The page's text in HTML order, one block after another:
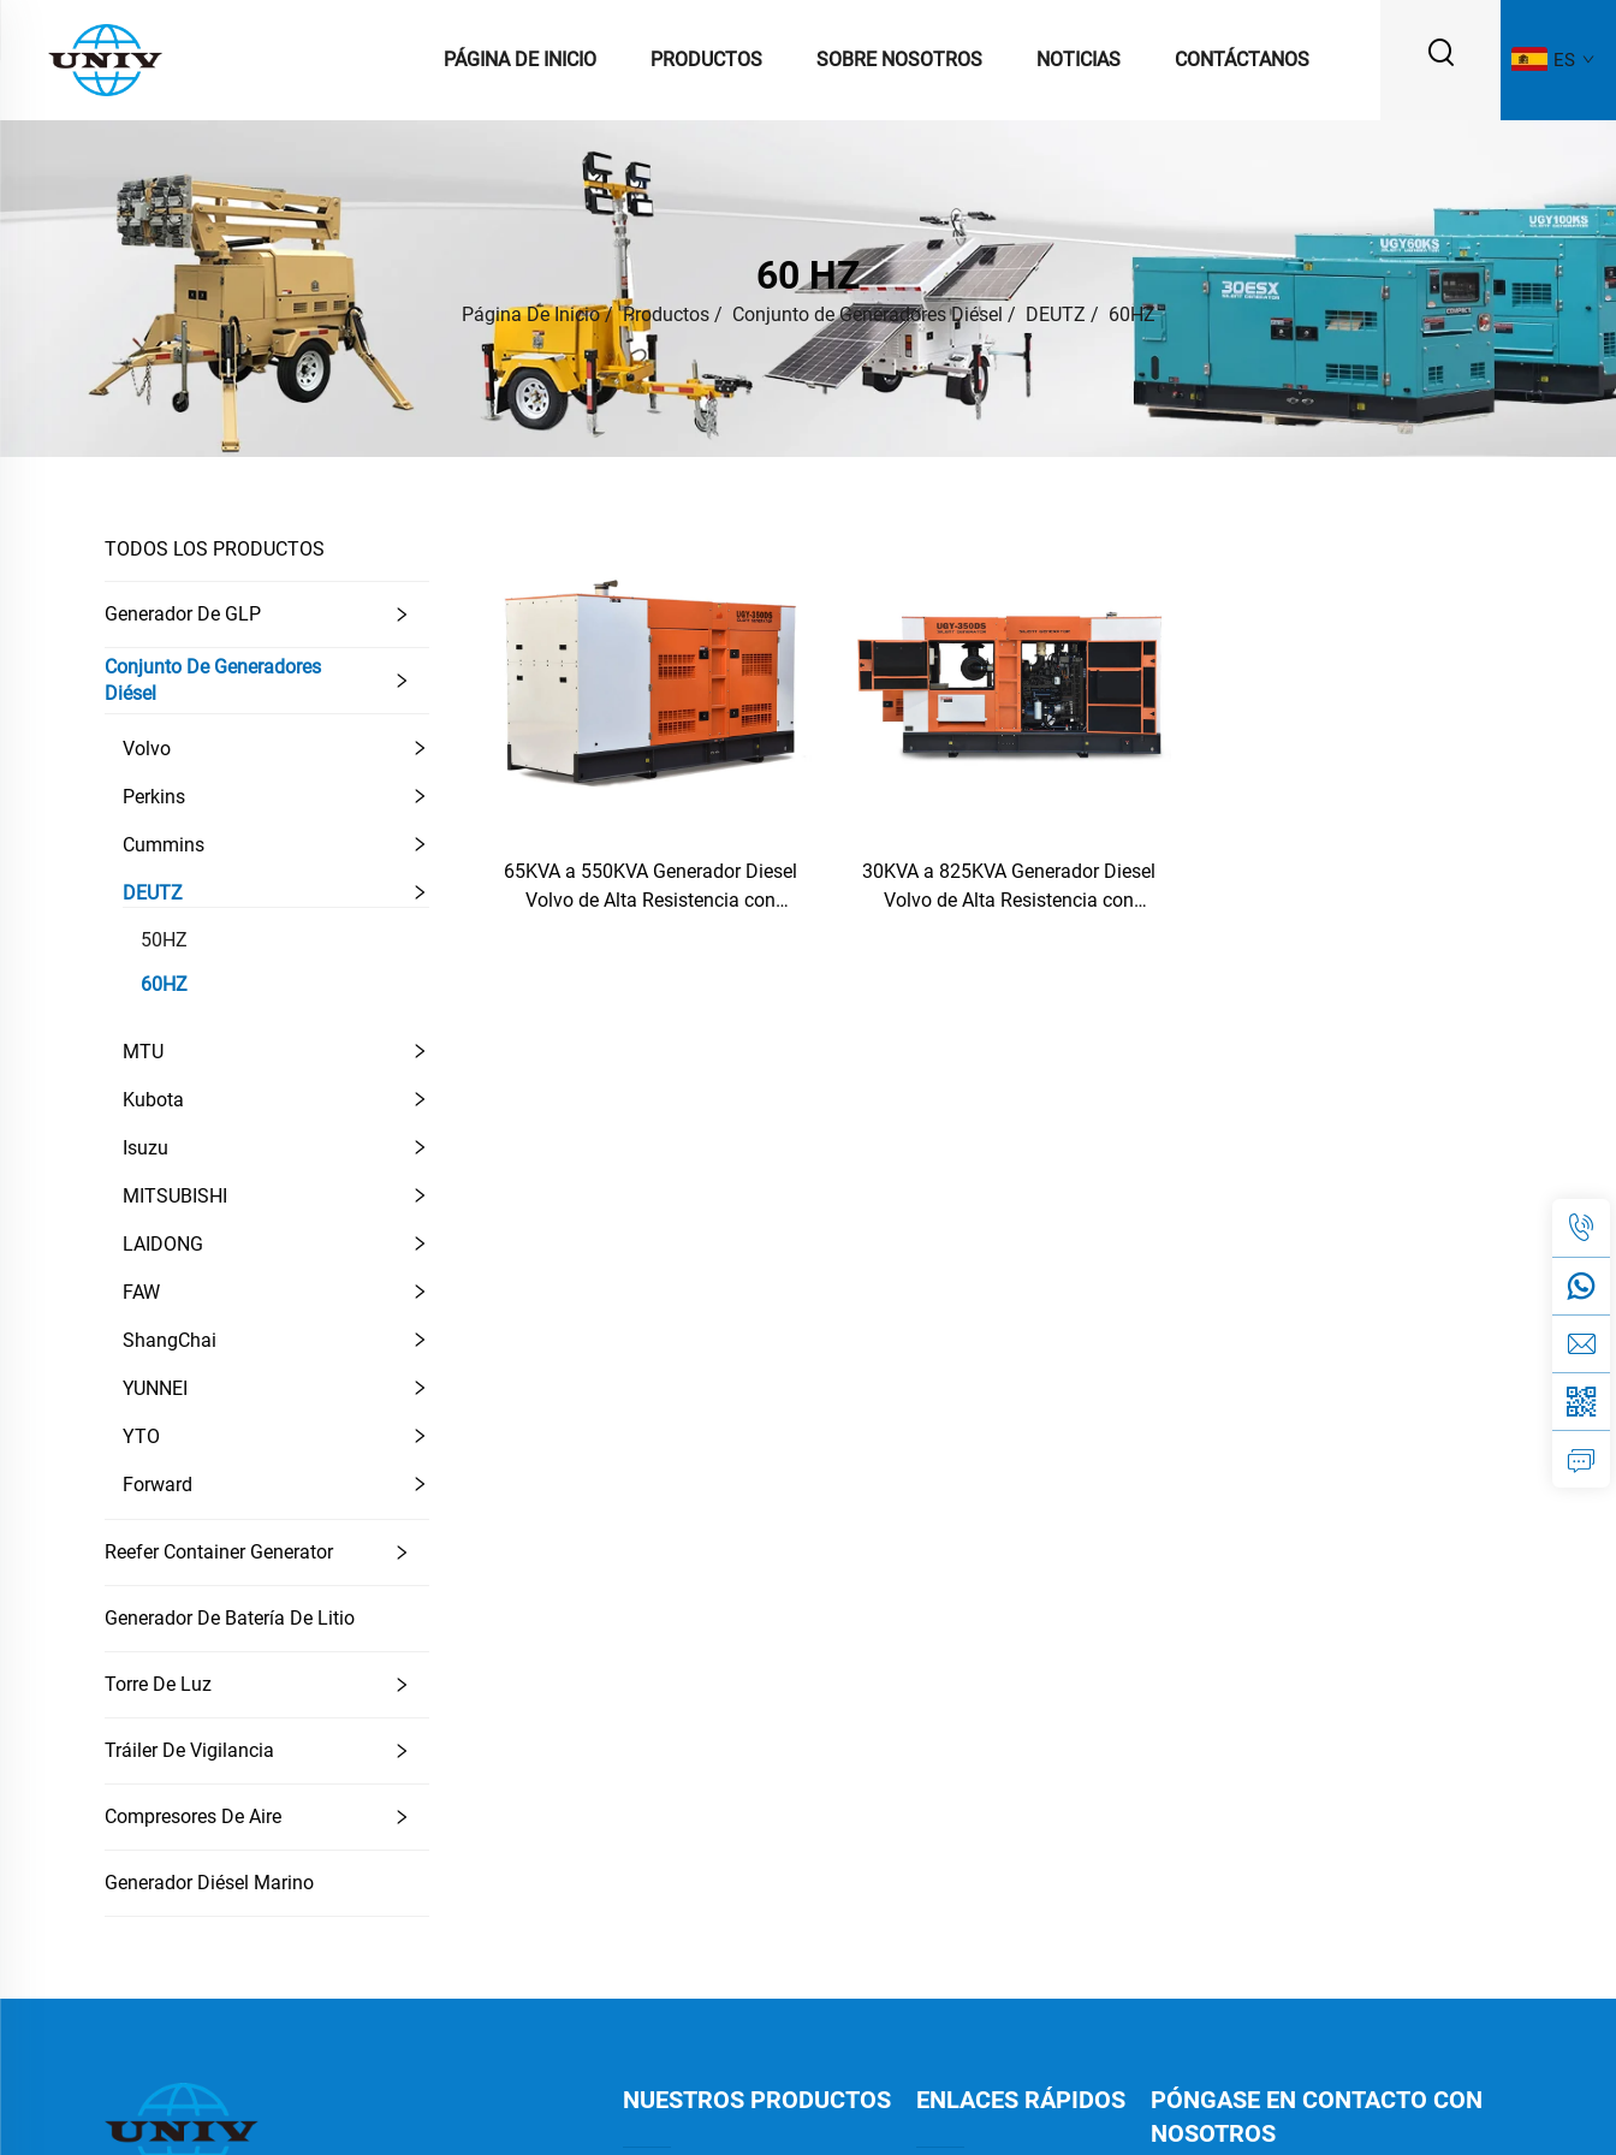
PÁGINA DE INICIO PRODUCTOS SOBRE NOSOTROS NOTICIAS CONTÁCTANOS ES
60 HZ
Página De Inicio/Productos/ Conjunto de Generadores Diésel / DEUTZ / 60HZ
TODOS LOS PRODUCTOS
Generador De GLP
Conjunto De Generadores
Diésel
Volvo
Perkins
Cummins
DEUTZ
50HZ
60HZ
MTU
Kubota
Isuzu
MITSUBISHI
LAIDONG
FAW
ShangChai
YUNNEI
YTO
Forward
Reefer Container Generator
Generador De Batería De Litio
Torre De Luz
Tráiler De Vigilancia
Compresores De Aire
Generador Diésel Marino
65KVA a 550KVA Generador Diesel
Volvo de Alta Resistencia con
30KVA a 825KVA Generador Diesel
Volvo de Alta Resistencia con
NUESTROS PRODUCTOS ENLACES RÁPIDOS
PÓNGASE EN CONTACTO CON
NOSOTROS